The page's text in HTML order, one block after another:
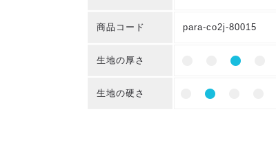
商品コード para-co2j-80015
生地の厚さ
生地の硬さ